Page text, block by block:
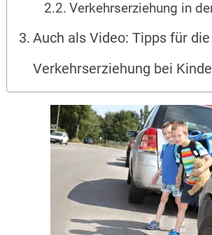
Verkehrserziehung in
Auch als Video: Tipps für
Verkehrserziehung bei